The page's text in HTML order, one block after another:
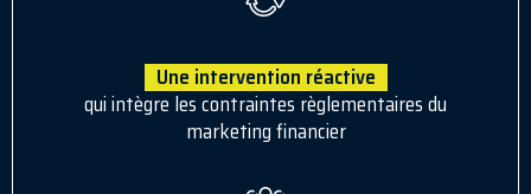
Une intervention réactive
qui intègre les contraintes règlementaires du
marketing financier